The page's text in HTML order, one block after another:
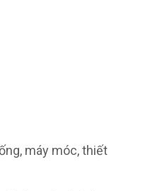
máy móc, thiết